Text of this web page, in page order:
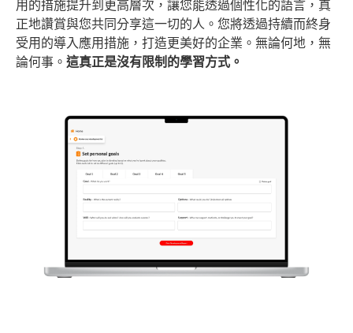
用的措施提升到更高層次，讓您能透過個性化的語言，真
正地讚賞與您共同分享這一切的人。您將透過持續而終身
受用的導入應用措施，打造更美好的企業。無論何地，無
論何事。 這真正是沒有限制的學習方式。